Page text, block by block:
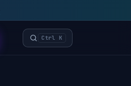
Ctrl K